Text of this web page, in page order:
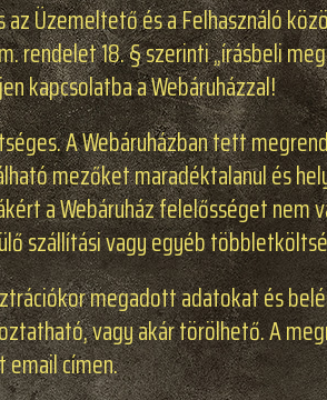
Üzemeltető és a Felhasználó
rendelet 18. § szerinti „írásbeli
kapcsolatba a Webáruházzal!
A Webáruházban tett
mezőket maradéktalanul és
a Webáruház felelősséget nem
szállítási vagy egyéb
megadott adatokat és
vagy akár törölhető. A
címen.